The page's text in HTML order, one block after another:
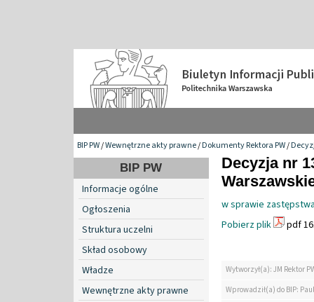
BIP PW/Wewnętrzne akty prawne/Dokumenty Rektora PW/
BIP PW
Informacje ogólne
Ogłoszenia
Struktura uczelni
Skład osobowy
Władze
Wewnętrzne akty prawne
Decyzja nr
w sprawie
Pobierz plik
pdf
Wytworzył(a): JM Rektor
Wprowadził(a) do BIP: